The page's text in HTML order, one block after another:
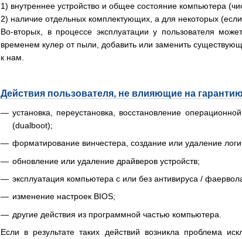
1) внутреннее устройство и общее состояние компьютера
2) наличие отдельных комплектующих, а для некоторых
Во-вторых, в процессе эксплуатации у пользователя
временем кулер от пыли, добавить или заменить
к нам.
Действия пользователя, не влияющие на гарантию
установка, переустановка, восстановление
(dualboot);
форматирование винчестера, создание или удаление
обновление или удаление драйверов устройств;
эксплуатация компьютера с или без антивируса /
изменение настроек BIOS;
другие действия из программной частью компьютера.
Если в результате таких действий возникла проблема